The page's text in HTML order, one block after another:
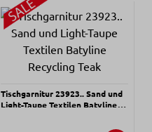
Tischgarnitur 23923.. Sand und
Light-Taupe Textilen Batyline